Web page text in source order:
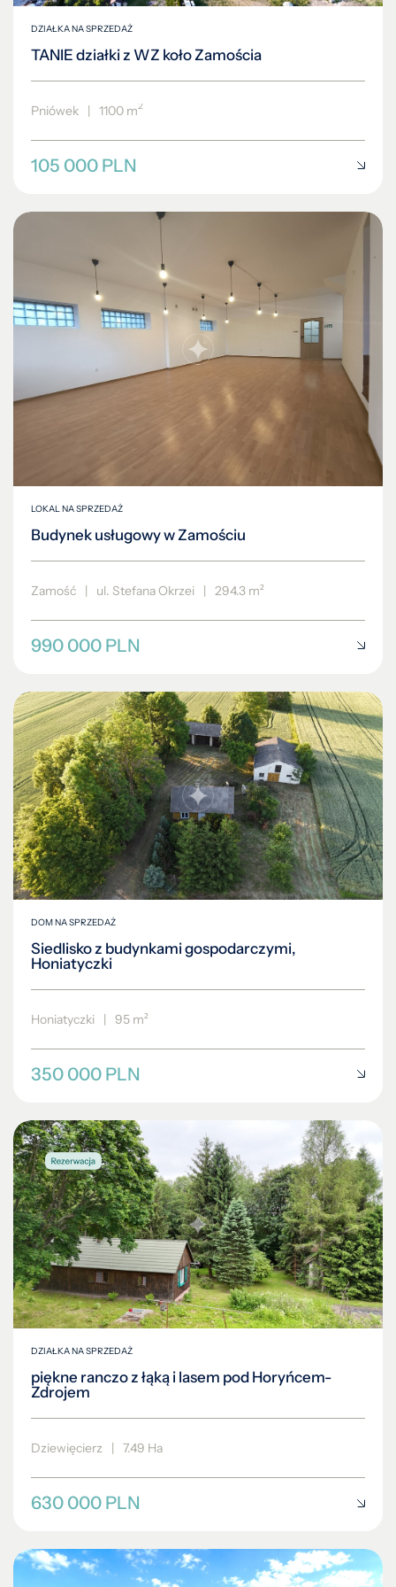
DZIAŁKA NA SPRZEDAŻ
TANIE działki z WZ koło Zamościa
Pniówek | 1100 m2
105 000 PLN
LOKAL NA SPRZEDAŻ
Budynek usługowy w Zamościu
Zamość | ul. Stefana Okrzei | 294.3 m²
990 000 PLN
DOM NA SPRZEDAŻ
Siedlisko z budynkami gospodarczymi,
Honiatyczki
Honiatyczki | 95 m²
350 000 PLN
DZIAŁKA NA SPRZEDAŻ
piękne ranczo z łąką i lasem pod Horyńcem-
Zdrojem
Dziewięcierz | 7.49 Ha
630 000 PLN